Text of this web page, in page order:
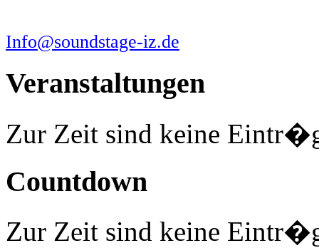
Info@soundstage-iz.de
Veranstaltungen
Zur Zeit sind keine
Countdown
Zur Zeit sind keine